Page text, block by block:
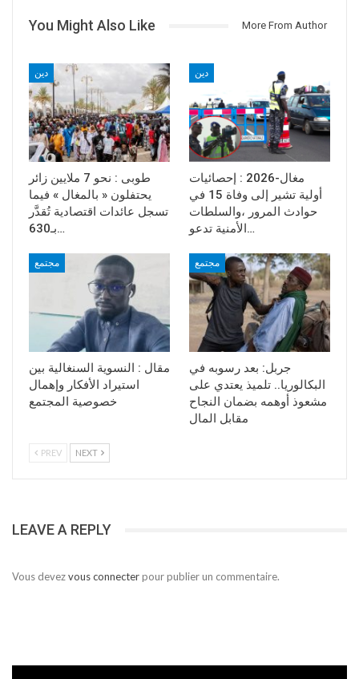
You Might Also Like More From Author
دين
طوبى : نحو 7 ملايين زائر
يحتفلون « بالمغال » فيما
تسجل عائدات اقتصادية تُقدَّر
بـ630…
دين
مغال-2026 : إحصائيات
أولية تشير إلى وفاة 15 في
حوادث المرور ،والسلطات
الأمنية تدعو…
مجتمع
مقال : النسوية السنغالية بين
استيراد الأفكار وإهمال
خصوصية المجتمع
مجتمع
جربل: بعد رسوبه في
البكالوريا.. تلميذ يعتدي على
مشعوذ أوهمه بضمان النجاح
مقابل المال
PREV NEXT
LEAVE A REPLY
Vous devezvous connecterpour publier un commentaire.